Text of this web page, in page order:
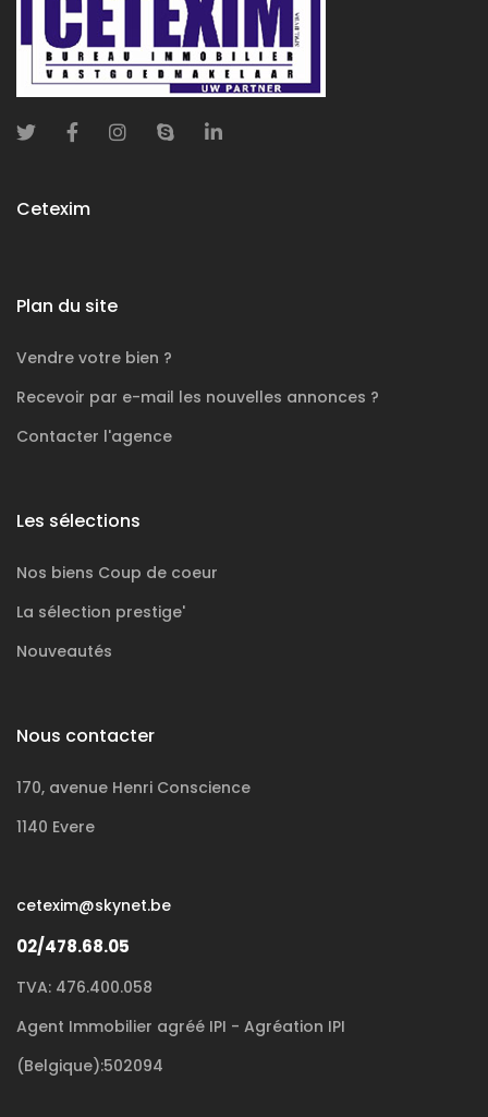
Cetexim
Plan du site
Vendre votre bien ?
Recevoir par e-mail les nouvelles annonces ?
Contacter l'agence
Les sélections
Nos biens Coup de coeur
La sélection prestige'
Nouveautés
Nous contacter
170, avenue Henri Conscience
1140 Evere
cetexim@skynet.be
02/478.68.05
TVA: 476.400.058
Agent Immobilier agréé IPI - Agréation IPI
(Belgique):502094